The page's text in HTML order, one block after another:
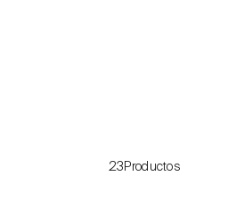
23Productos